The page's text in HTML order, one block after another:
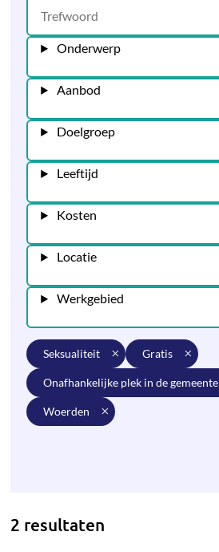
Onderwerp
Aanbod
Doelgroep
Leeftijd
Kosten
Locatie
Werkgebied
seksualiteit gratis
onafhankelijke plek in de gemeente
woerden
2 resultaten